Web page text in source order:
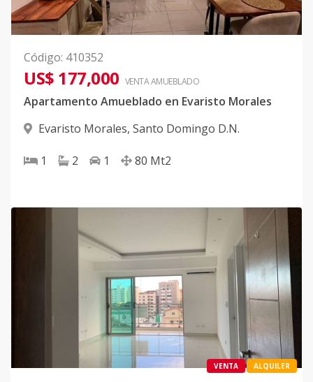
Código: 410352
US$ 177,000 VENTA AMUEBLADO
Apartamento Amueblado en Evaristo Morales
Evaristo Morales, Santo Domingo D.N.
1 2 1 80 Mt2
VENTA ALQUILER